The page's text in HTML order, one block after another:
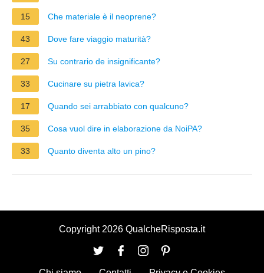
15 Che materiale è il neoprene?
43 Dove fare viaggio maturità?
27 Su contrario de insignificante?
33 Cucinare su pietra lavica?
17 Quando sei arrabbiato con qualcuno?
35 Cosa vuol dire in elaborazione da NoiPA?
33 Quanto diventa alto un pino?
Copyright 2026 QualcheRisposta.it